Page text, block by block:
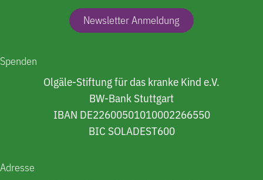
Newsletter Anmeldung
Spenden
Olgäle-Stiftung für das kranke Kind e.V.
BW-Bank Stuttgart
IBAN DE22600501010002266550
BIC SOLADEST600
Adresse